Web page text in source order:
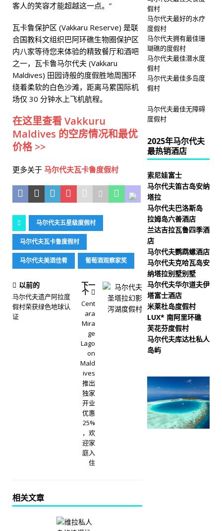
客人的笑容才能超越这一点。”
瓦卡鲁保护区 (Vakkaru Reserve) 是联
合国教科文组织巴阿环礁生物圈保护区
内八家等待您来体验的精致餐厅和酒吧
之一，瓦卡鲁马尔代夫 (Vakkaru
Maldives) 田园诗般的度假胜地周围环
绕着柔软的白色沙滩，距离马累国际机
场仅 30 分钟水上飞机航程。
在这里查看 Vakkuru
Maldives 的空房情况和最优
价格 >>
更多关于 马尔代夫瓦卡鲁度假村
马尔代夫五星级度假村
马尔代夫瓦卡鲁度假村
马尔代夫美酒佳肴 葡萄酒观察家奖
以前的
马尔代夫遗产阿拉度
假村荣获绿色地球认
证
下一
个
Cent
ara
Mira
ge
Lago
on
Mald
ives
推出
独家
开业
优惠
25%
，欢
迎家
庭入
住
相关文章
假村
马尔代夫最好的水疗
度假村
马尔代夫拥有最佳珊
瑚礁的度假村
马尔代夫最佳潜水度
假村
马尔代夫最佳多岛度
假村
马尔代夫最佳无障碍
度假村
2025年马尔代夫
最热销酒店
索尼娃富士
马尔代夫笛古岛安纳
塔拉
马尔代夫巴洛斯岛
拉姆岛六善酒店
兰达吉拉瓦鲁四季酒
店
马尔代夫鹦鹉螺酒店
马尔代夫克哈瓦岛安
纳塔拉别墅别墅
马尔代夫华尔道夫伊
塔富士酒店
米莱杜岛度假村
LUX* 南阿里环礁
芙花芬度假村
马尔代夫库达杜私人
岛屿